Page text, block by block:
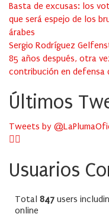
Basta de excusas: los
que será espejo de los
árabes
Sergio Rodríguez
85 años después, otra
contribución en defensa
Últimos
Tweets by
Usuarios
Total 847 users
online